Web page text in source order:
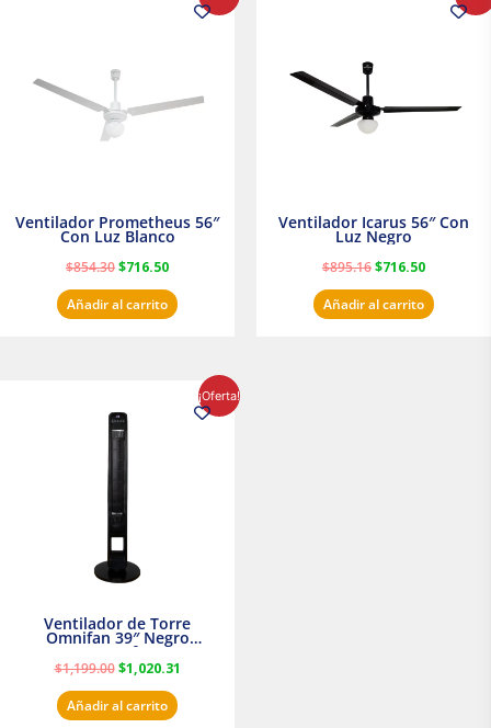
Ventilador Prometheus 56″
Con Luz Blanco
$854.30$716.50
precio
actual
Añadir al carrito
Ventilador Icarus 56″ Con
Luz Negro
$895.16$716.50
precio
actual
Añadir al carrito
¡Oferta!
Ventilador de Torre
Omnifan 39″ Negro
Masterfan
$1,199.00
original
era:
$1,020.31
precio
actual
Añadir al carrito